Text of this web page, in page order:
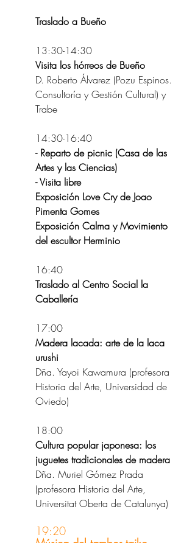
Traslado a Bueño
13:30-14:30
Visita los hórreos de Bueño
D. Roberto Álvarez (Pozu Espinos.
Consultoría y Gestión Cultural) y
Trabe
14:30-16:40
- Reparto de picnic (Casa de las
Artes y las Ciencias)
- Visita libre
Exposición Love Cry de Joao
Pimenta Gomes
Exposición Calma y Movimiento
del escultor Herminio
16:40
Traslado al Centro Social la
Caballería
17:00
Madera lacada: arte de la laca
urushi
Dña. Yayoi Kawamura (profesora
Historia del Arte, Universidad de
Oviedo)
18:00
Cultura popular japonesa: los
juguetes tradicionales de madera
Dña. Muriel Gómez Prada
(profesora Historia del Arte,
Universitat Oberta de Catalunya)
19:20